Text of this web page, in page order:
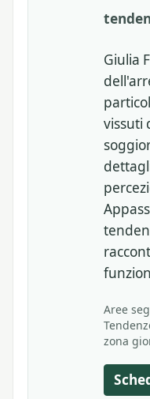
Giulia
vissuti
Aree
zona